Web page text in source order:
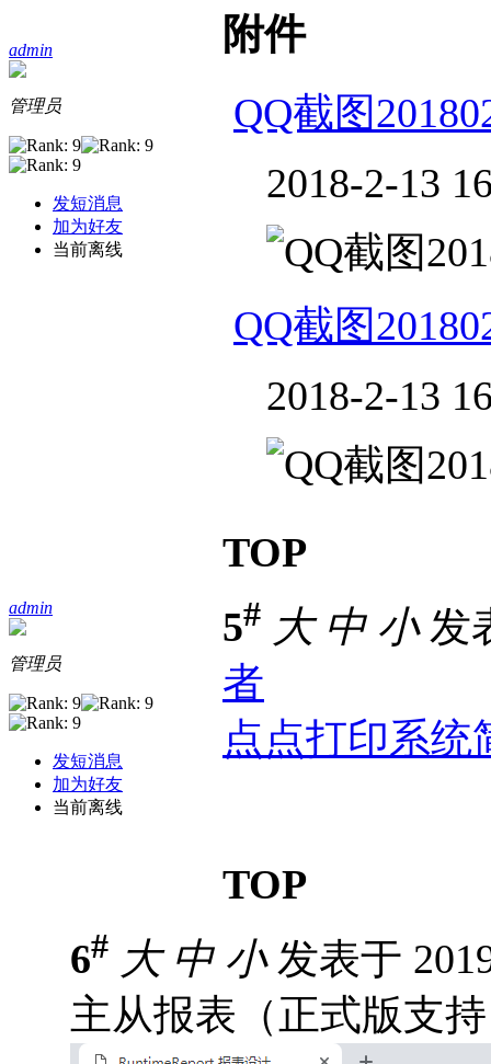
admin
管理员
发短消息
加为好友
当前离线
附件
QQ截图
2018-2-13
QQ截图
2018-2-13
TOP
admin
管理员
发短消息
加为好友
当前离线
5# 大 中 小发
者
点点打印系统
TOP
6# 大 中 小发表于
主从报表（正式版支